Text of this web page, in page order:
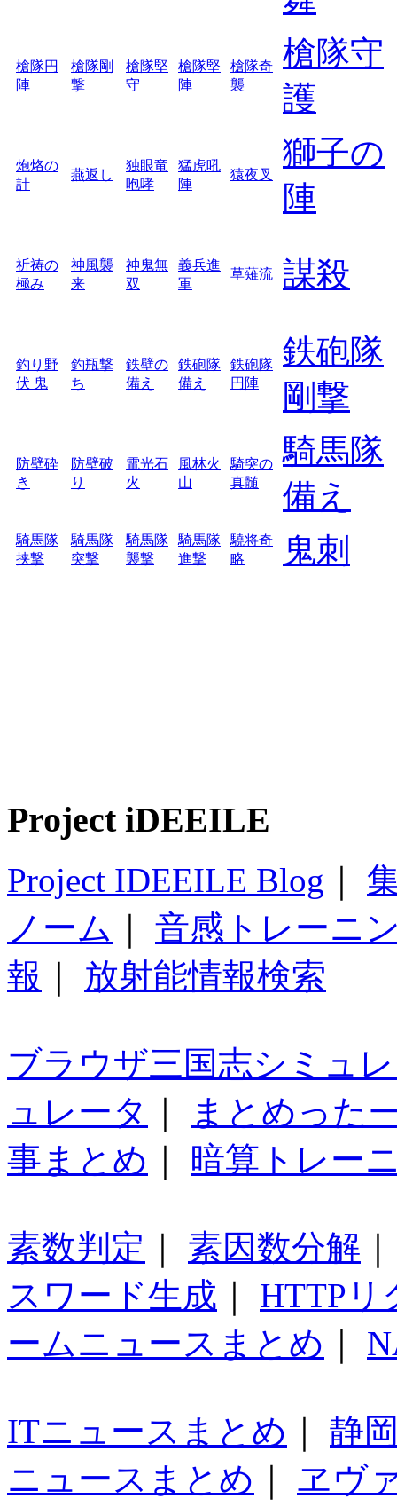
槍隊円
陣
槍隊剛
撃
槍隊堅
守
槍隊堅
陣
槍隊奇
襲
槍隊守
護
炮烙の
計
燕返し
独眼竜
咆哮
猛虎吼
陣
猿夜叉
獅子の
陣
祈祷の
極み
神風襲
来
神鬼無
双
義兵進
軍
草薙流 謀殺
釣り野
伏 鬼
釣瓶撃
ち
鉄壁の
備え
鉄砲隊
備え
鉄砲隊
円陣
鉄砲隊
剛撃
防壁砕
き
防壁破
り
電光石
火
風林火
山
騎突の
真髄
騎馬隊
備え
騎馬隊
挟撃
騎馬隊
突撃
騎馬隊
襲撃
騎馬隊
進撃
驍将奇
略
鬼刺
Project iDEEILE
Project IDEEILE Blog
ノーム
音感トレーニ
報
放射能情報検索
ブラウザ三国志シミュ
ュレータ
まとめった
事まとめ
暗算トレー
素数判定 素因数分解
スワード生成
HTTPリ
ームニュースまとめ
ITニュースまとめ
静
ニュースまとめ
ヱヴ